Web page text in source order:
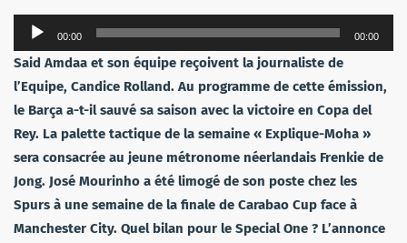
Lecteur
audio
00:00 00:00
Said Amdaa et son équipe reçoivent la journaliste de
l’Equipe, Candice Rolland. Au programme de cette émission,
le Barça a-t-il sauvé sa saison avec la victoire en Copa del
Rey. La palette tactique de la semaine « Explique-Moha »
sera consacrée au jeune métronome néerlandais Frenkie de
Jong. José Mourinho a été limogé de son poste chez les
Spurs à une semaine de la finale de Carabao Cup face à
Manchester City. Quel bilan pour le Special One ? L’annonce